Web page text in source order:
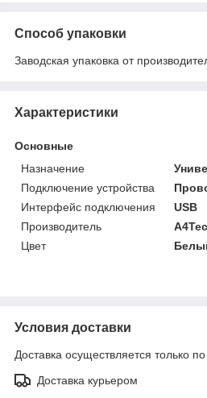
Способ упаковки
Заводская упаковка от
Характеристики
Основные
Назначение
Подключение устройства
Интерфейс подключения
USB
Производитель
Цвет
Условия доставки
Доставка осуществляется только
Доставка курьером